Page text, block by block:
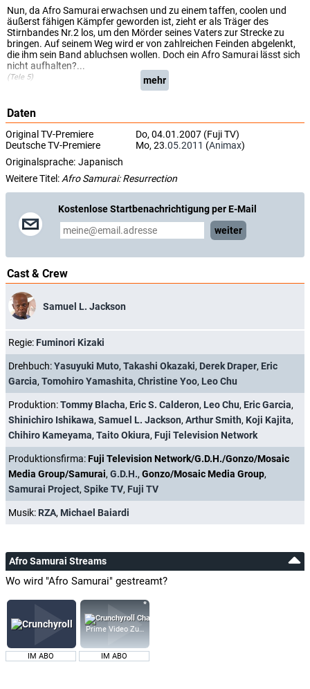
Nun, da Afro Samurai erwachsen und zu einem taffen, coolen und
äußerst fähigen Kämpfer geworden ist, zieht er als Träger des
Stirnbandes Nr.2 los, um den Mörder seines Vaters zur Strecke zu
bringen. Auf seinem Weg wird er von zahlreichen Feinden abgelenkt,
die ihm sein Band abluchsen wollen. Doch ein Afro Samurai lässt sich
nicht aufhalten?...
(Tele 5) mehr
Daten
Original TV-Premiere
Do, 04.01.2007 (Fuji TV)
Deutsche TV-Premiere
Mo, 23.05.2011 (Animax)
Originalsprache: Japanisch
Weitere Titel: Afro Samurai: Resurrection
Kostenlose Startbenachrichtigung per E-Mail
weiter
Cast & Crew
Samuel L. Jackson
Regie: Fuminori Kizaki
Drehbuch:Yasuyuki Muto, Takashi Okazaki, Derek Draper, Eric
Garcia, Tomohiro Yamashita, Christine Yoo, Leo Chu
Produktion:Tommy Blacha, Eric S. Calderon, Leo Chu, Eric Garcia,
Shinichiro Ishikawa, Samuel L. Jackson, Arthur Smith, Koji Kajita,
Chihiro Kameyama, Taito Okiura, Fuji Television Network
Produktionsfirma:Fuji Television Network/G.D.H./Gonzo/Mosaic
Media Group/Samurai, G.D.H., Gonzo/Mosaic Media Group,
Samurai Project, Spike TV, Fuji TV
Musik: RZA, Michael Baiardi
Afro Samurai Streams
Wo wird "Afro Samurai" gestreamt?
IM ABO
Prime Video Zusatz-Kanäle
IM ABO